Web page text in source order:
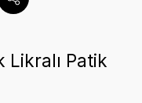
Likralı Patik